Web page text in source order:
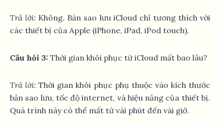
Trả lời: Không. Bản sao lưu iCloud chỉ tương thích với
các thiết bị của Apple (iPhone, iPad, iPod touch).
Câu hỏi 3: Thời gian khôi phục từ iCloud mất bao lâu?
Trả lời: Thời gian khôi phục phụ thuộc vào kích thước
bản sao lưu, tốc độ internet, và hiệu năng của thiết bị.
Quá trình này có thể mất từ vài phút đến vài giờ.